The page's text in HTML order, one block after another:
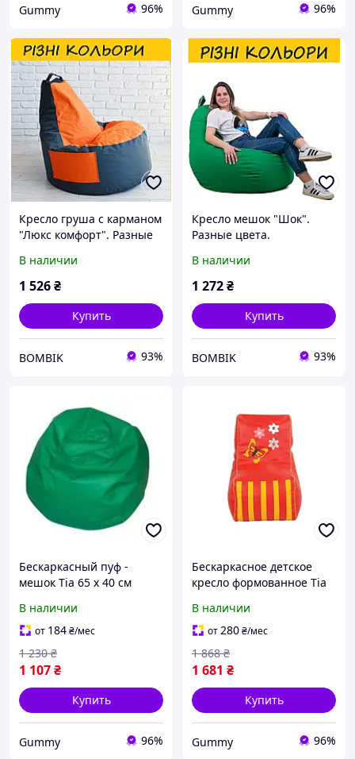
Gummy 96% Gummy 96%
Кресло груша с карманом
"Люкс комфорт". Разные
В наличии
1 526₴
Купить
BOMBIK 93%
Кресло мешок "Шок".
Разные цвета.
В наличии
1 272₴
Купить
BOMBIK 93%
Бескаркасный пуф -
мешок Tia 65 х 40 см
В наличии
от 184₴/мес
1 107₴
1 230 ₴
Купить
Gummy 96%
Бескаркасное детское
кресло формованное Tia
Оксфорд
В наличии
от280₴/мес
1 681 ₴
1 868 ₴
Купить
Gummy 96%